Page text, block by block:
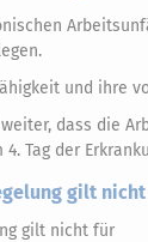
und ihre
dass die
4. Tag der
gilt
gilt nicht für